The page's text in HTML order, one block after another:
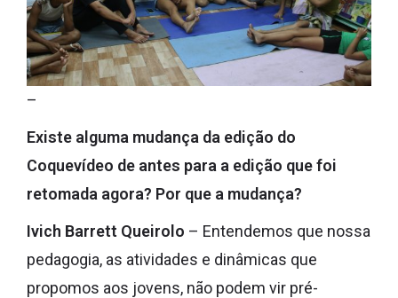
–
Existe alguma mudança da edição do
Coquevídeo de antes para a edição que foi
retomada agora? Por que a mudança?
Ivich Barrett Queirolo – Entendemos que nossa
pedagogia, as atividades e dinâmicas que
propomos aos jovens, não podem vir pré-